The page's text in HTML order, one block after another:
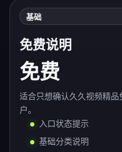
基础
免费说明
免费
适合只想确认久久视频精
户。
入口状态提示
基础分类说明